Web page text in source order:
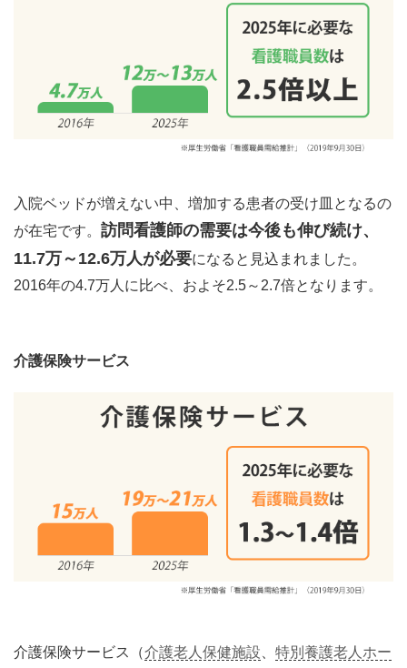
入院ベッドが増えない中、増加する患者の受け皿となるの
が在宅です。 訪問看護師の需要は今後も伸び続け、
11.7万～12.6万人が必要になると見込まれました。
2016年の4.7万人に比べ、およそ2.5～2.7倍となります。
介護保険サービス
介護保険サービス（介護老人保健施設、 特別養護老人ホー